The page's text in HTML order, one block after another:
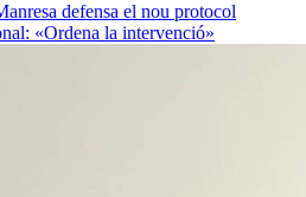
defensa el nou protocol
«Ordena la intervenció»